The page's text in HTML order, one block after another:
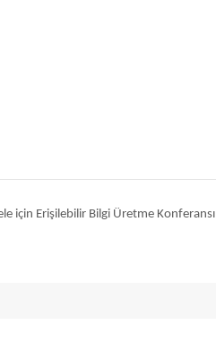
için Erişilebilir Bilgi Üretme Konferansı